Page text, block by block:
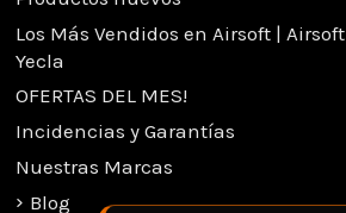
Los Más Vendidos en Airsoft | Airsoft
Yecla
OFERTAS DEL MES!
Incidencias y Garantías
Nuestras Marcas
Blog